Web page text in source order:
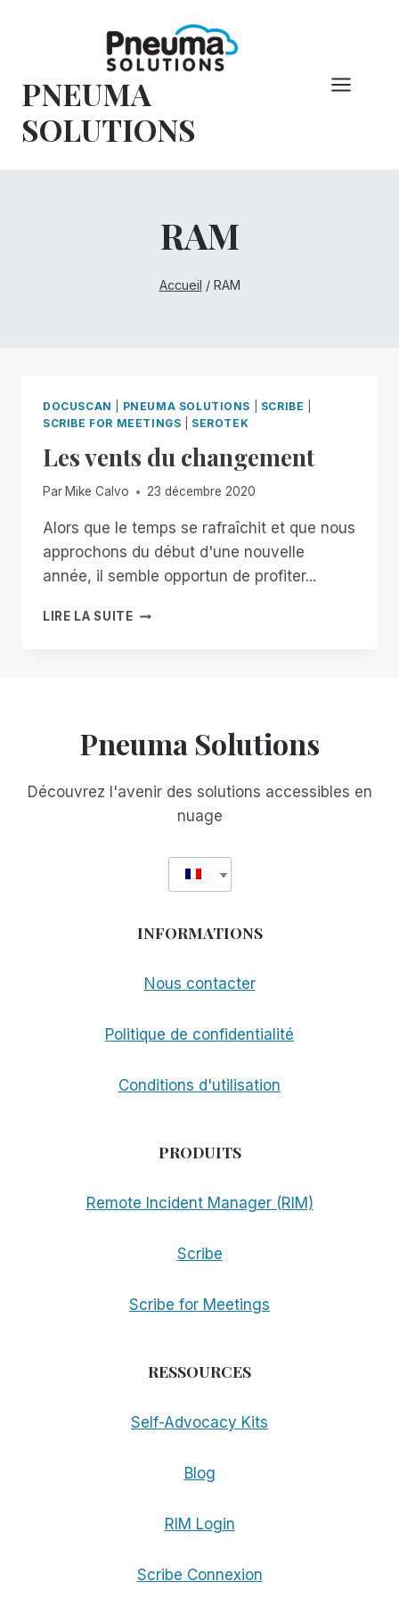
PNEUMA
SOLUTIONS
RAM
Accueil / RAM
DOCUSCAN PNEUMA SOLUTIONS SCRIBE
SCRIBE FOR MEETINGS
SEROTEK
Les vents du changement
Par Mike Calvo 23 décembre 2020
Alors que le temps se rafraîchit et que nous
approchons du début d'une nouvelle
année, il semble opportun de profiter...
LIRE LA SUITELES
Pneuma Solutions
Découvrez l'avenir des solutions accessibles en
nuage
INFORMATIONS
Nous contacter
Politique de confidentialité
Conditions d'utilisation
PRODUITS
Remote Incident Manager (RIM)
Scribe
Scribe for Meetings
RESSOURCES
Self-Advocacy Kits
Blog
RIM Login
Scribe Connexion